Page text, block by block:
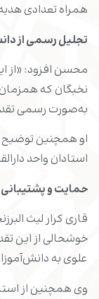
همراه تعدادی
تجلیل رسمی از
محسن افزود: «از
نخبگان که
به‌صورت رسمی
او همچنین توضیح
استادان واحد
حمایت و
قاری کرار لیث
خوشحالی از این
علوی به
وی همچنین از